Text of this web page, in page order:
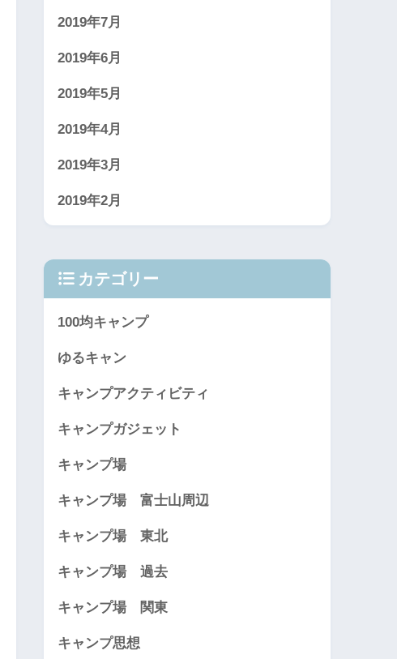
2019年7月
2019年6月
2019年5月
2019年4月
2019年3月
2019年2月
カテゴリー
100均キャンプ
ゆるキャン
キャンプアクティビティ
キャンプガジェット
キャンプ場
キャンプ場 富士山周辺
キャンプ場 東北
キャンプ場 過去
キャンプ場 関東
キャンプ思想